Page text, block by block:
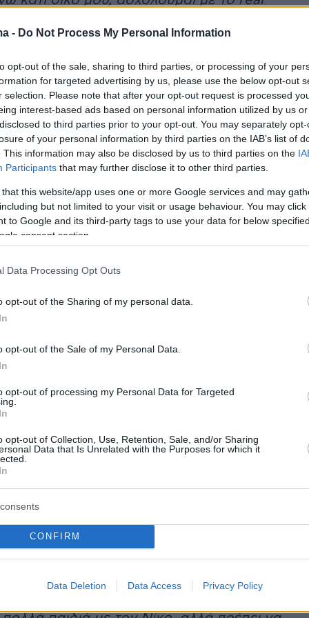
- Do Not Process My Personal Information
opt-out of the sale, sharing to third parties, or processing of your
for targeted advertising by us, please use the below opt-out
selection. Please note that after your opt-out request is processed
interest-based ads based on personal information utilized by us
to third parties prior to your opt-out. You may separately
of your personal information by third parties on the IAB’s list of
This information may also be disclosed by us to third parties on the
Participants that may further disclose it to other third parties.
that this website/app uses one or more Google services and may
but not limited to your visit or usage behaviour. You may
to Google and its third-party tags to use your data for below
consent section.
Data Processing Opt Outs
opt-out of the Sharing of my personal data.
opt-out of the Sale of my Personal Data.
opt-out of processing my Personal Data for Targeted
opt-out of Collection, Use, Retention, Sale, and/or Sharing
Data that Is Unrelated with the Purposes for which it
CONFIRM
Data Deletion Data Access Privacy Policy
θα τα νοικιάσω ή θα τα πουλήσω. Έχω
βόλτες με τον Νίκο».
εξομολογήθηκε πως είχε συμφιλιωθεί με
δεν θα μπορούσε να κάνει παιδιά: «Πέρασα
μου οι συγγενείς γνώριζαν οτι δεν μπορώ
με φυσιολογικό τρόπο. Το είχα αποδεχτεί
δεν το επεδίωκα. Όταν γνώρισα τον Νίκο
έχω κάνει ακτινοβολίες και ότι δεν μπορώ να
και εκείνος μου είπε “μπορείς”. Έχει μεγάλη
του και μου δίνει κουράγιο. Άρχισα να
κατέστρεψαν τα ωάριά μου. Το αφήσαμε.
βλέπω εγωιστικά να λεω “γιατί”, μου
αυτό. Ήρθε ξαφνικά και μόνο του, γίνονται
αναφέρθηκε στην στιγμή που έμαθε ότι
και το έμαθα άρχισα να τσιρίζω, να κλαίω,
μου και τους το είπα. Θέλω να μην
να προσπαθούν. Αν πάλι δεν μπορούν, να
βαριά και εγωιστικά. Υπάρχουν και άλλοι
καρδιάς, παιδιά του συντρόφου από
γάμο».